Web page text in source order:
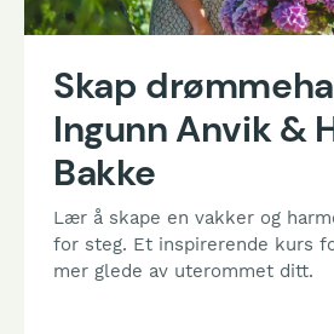
Skap
Ingunn Anvik &
Bakke
Lær å skape en vakker og
for steg. Et inspirerende kurs
mer glede av uterommet ditt.